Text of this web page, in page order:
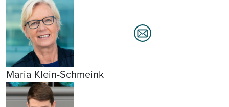
Maria Klein-Schmeink